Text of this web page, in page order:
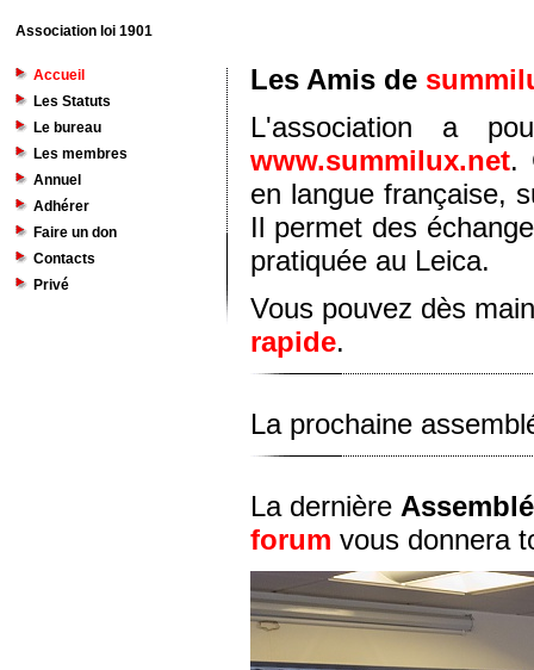
Association loi 1901
Accueil
Les Statuts
Le bureau
Les membres
Annuel
Adhérer
Faire un don
Contacts
Privé
Les Amis de
L'association a
www.summilux.net.
en langue française,
Il permet des
pratiquée au Leica.
Vous pouvez dès
rapide.
La prochaine
La dernière
forum vous donnera